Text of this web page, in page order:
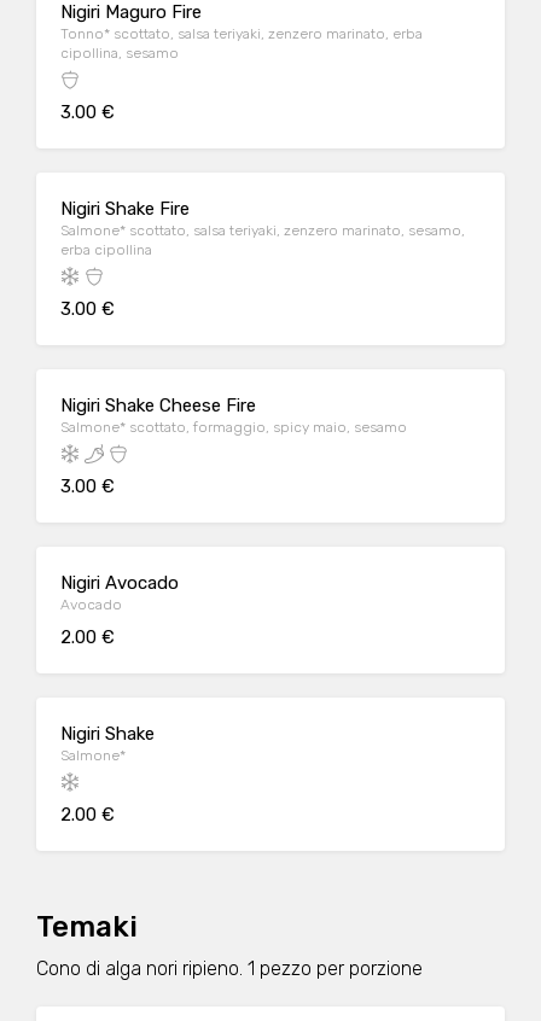
Nigiri Maguro Fire
Tonno* scottato, salsa teriyaki, zenzero marinato, erba
cipollina, sesamo
3.00 €
Nigiri Shake Fire
Salmone* scottato, salsa teriyaki, zenzero marinato, sesamo,
erba cipollina
3.00 €
Nigiri Shake Cheese Fire
Salmone* scottato, formaggio, spicy maio, sesamo
3.00 €
Nigiri Avocado
Avocado
2.00 €
Nigiri Shake
Salmone*
2.00 €
Temaki
Cono di alga nori ripieno. 1 pezzo per porzione